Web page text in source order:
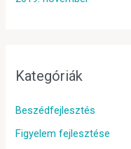
Kategóriák
Beszédfejlesztés
Figyelem fejlesztése